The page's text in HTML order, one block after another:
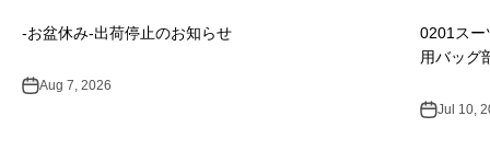
-お盆休み-出荷停止のお知らせ
Aug 7, 2026
0201スー
用バッグ
Jul 10,